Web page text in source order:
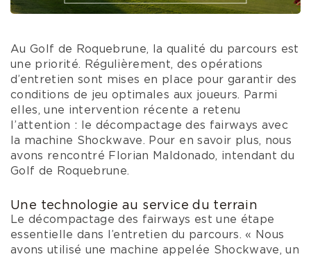
Au Golf de Roquebrune, la qualité du parcours est
une priorité. Régulièrement, des opérations
d’entretien sont mises en place pour garantir des
conditions de jeu optimales aux joueurs. Parmi
elles, une intervention récente a retenu
l’attention : le décompactage des fairways avec
la machine Shockwave. Pour en savoir plus, nous
avons rencontré Florian Maldonado, intendant du
Golf de Roquebrune.
Une technologie au service du terrain
Le décompactage des fairways est une étape
essentielle dans l’entretien du parcours. « Nous
avons utilisé une machine appelée Shockwave, un